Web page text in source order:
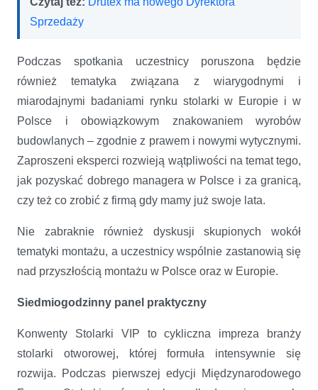
Sprzedaży
Podczas spotkania uczestnicy poruszona będzie
również tematyka związana z wiarygodnymi i
miarodajnymi badaniami rynku stolarki w Europie i w
Polsce i obowiązkowym znakowaniem wyrobów
budowlanych – zgodnie z prawem i nowymi wytycznymi.
Zaproszeni eksperci rozwieją wątpliwości na temat tego,
jak pozyskać dobrego managera w Polsce i za granicą,
czy też co zrobić z firmą gdy mamy już swoje lata.
Nie zabraknie również dyskusji skupionych wokół
tematyki montażu, a uczestnicy wspólnie zastanowią się
nad przyszłością montażu w Polsce oraz w Europie.
Siedmiogodzinny panel praktyczny
Konwenty Stolarki VIP to cykliczna impreza branży
stolarki otworowej, której formuła intensywnie się
rozwija. Podczas pierwszej edycji Międzynarodowego